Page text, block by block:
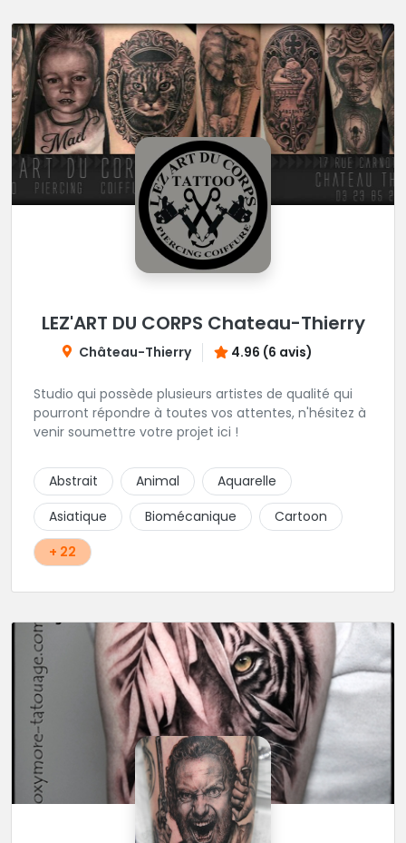
LEZ'ART DU CORPS Chateau-Thierry
Château-Thierry 4.96 (6 avis)
Studio qui possède plusieurs artistes de qualité qui
pourront répondre à toutes vos attentes, n'hésitez à
venir soumettre votre projet ici !
Abstrait Animal
Aquarelle
Asiatique
Biomécanique
Cartoon
+ 22